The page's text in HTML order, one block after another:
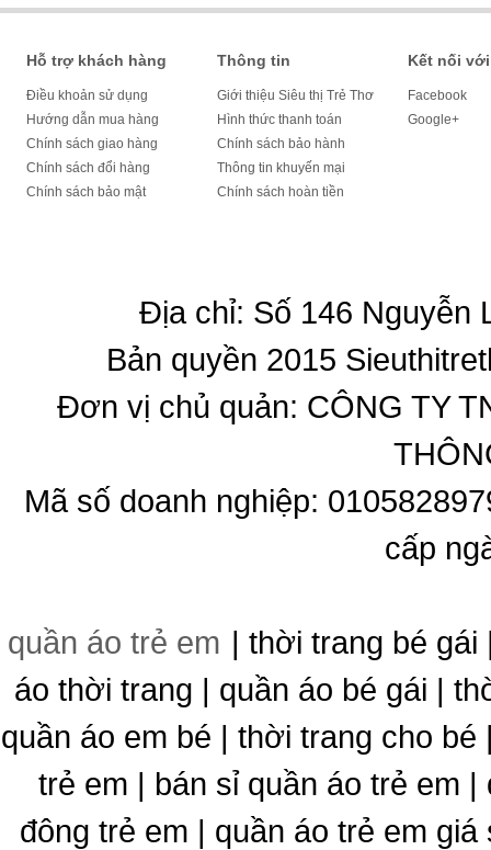
Hỗ trợ khách hàng
Điều khoản sử dụng
Hướng dẫn mua hàng
Chính sách giao hàng
Chính sách đổi hàng
Chính sách bảo mật
Thông tin
Giới thiệu Siêu thị Trẻ Thơ
Hình thức thanh toán
Chính sách bảo hành
Thông tin khuyến mại
Chính sách hoàn tiền
Kết nối
Facebook
Google+
Địa chỉ: Số 146 Nguyễn
Bản quyền 2015
Đơn vị chủ quản: CÔNG TY
Mã số doanh nghiệp:
cấp
quần áo trẻ em | thời trang bé gái
áo thời trang | quần áo bé gái |
quần áo em bé | thời trang cho
trẻ em | bán sỉ quần áo trẻ em
đông trẻ em | quần áo trẻ em